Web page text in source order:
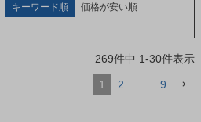
キーワード順
価格が安い順
269件中 1-30件表示
1 2 9